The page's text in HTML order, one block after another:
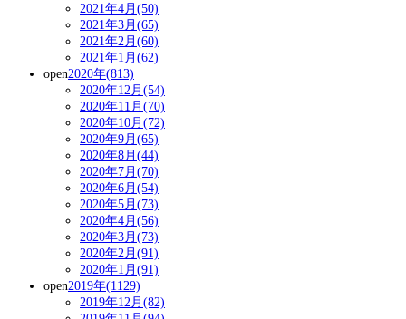
2021年4月(50)
2021年3月(65)
2021年2月(60)
2021年1月(62)
open2020年(813)
2020年12月(54)
2020年11月(70)
2020年10月(72)
2020年9月(65)
2020年8月(44)
2020年7月(70)
2020年6月(54)
2020年5月(73)
2020年4月(56)
2020年3月(73)
2020年2月(91)
2020年1月(91)
open2019年(1129)
2019年12月(82)